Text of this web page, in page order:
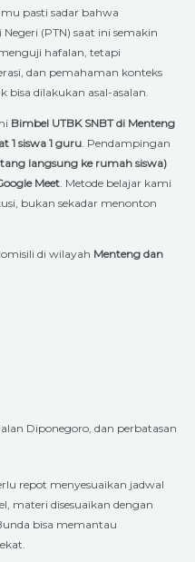
pasti sadar bahwa
(PTN) saat ini semakin
hafalan, tetapi
dan pemahaman konteks
bisa dilakukan asal-asalan.
Bimbel UTBK SNBT di Menteng
1 siswa 1 guru . Pendampingan
langsung ke rumah siswa)
Meet . Metode belajar kami
bukan sekadar menonton
di wilayah Menteng dan
Diponegoro, dan perbatasan
repot menyesuaikan jadwal
materi disesuaikan dengan
bisa memantau